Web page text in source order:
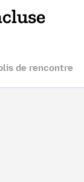
de rencontre